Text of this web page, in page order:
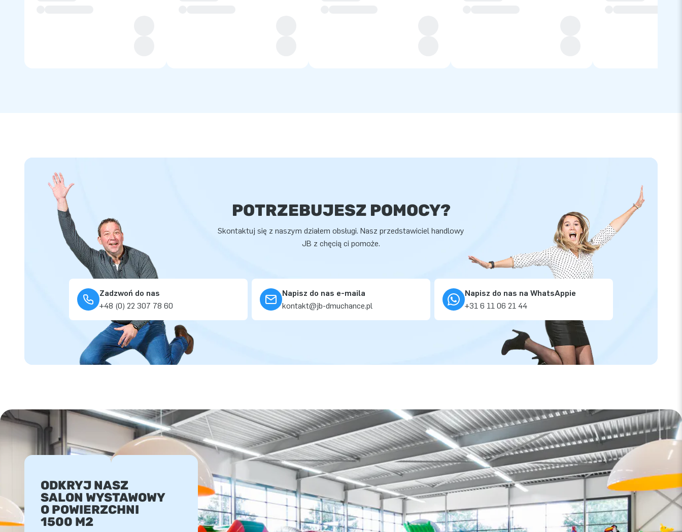
POTRZEBUJESZ POMOCY?
Skontaktuj się z naszym działem obsługi. Nasz przedstawiciel handlowy
JB z chęcią ci pomoże.
Zadzwoń do nas
+48 (0) 22 307 78 60
Napisz do nas e-maila
kontakt@jb-dmuchance.pl
Napisz do nas na WhatsAppie
+31 6 11 06 21 44
ODKRYJ NASZ
SALON WYSTAWOWY
O POWIERZCHNI
1500 M2